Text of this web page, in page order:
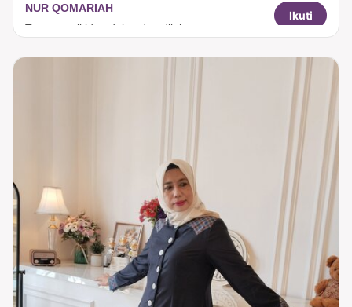
NUR QOMARIAH
Ikuti
Tuneeca sll jd andalan dg adik kesayangan